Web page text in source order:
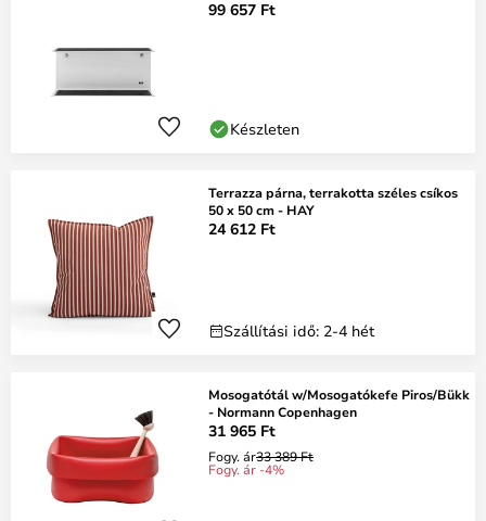
99 657 Ft
Készleten
Terrazza párna, terrakotta széles csíkos
50 x 50 cm - HAY
24 612 Ft
Szállítási idő: 2-4 hét
Mosogatótál w/Mosogatókefe Piros/Bükk
- Normann Copenhagen
31 965 Ft
Fogy. ár33 389 Ft
Fogy. ár -4%